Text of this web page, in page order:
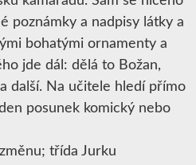
poznámky a nadpisy látky a
bohatými ornamenty a
jde dál: dělá to Božan,
další. Na učitele hledí přímo
posunek komický nebo
třída Jurku